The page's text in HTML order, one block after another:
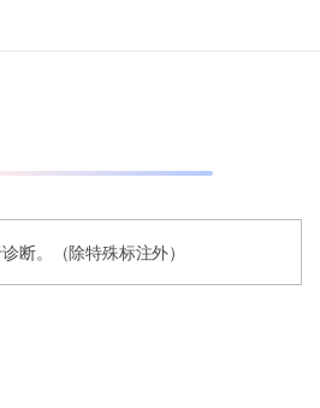
断。（除特殊标注外）